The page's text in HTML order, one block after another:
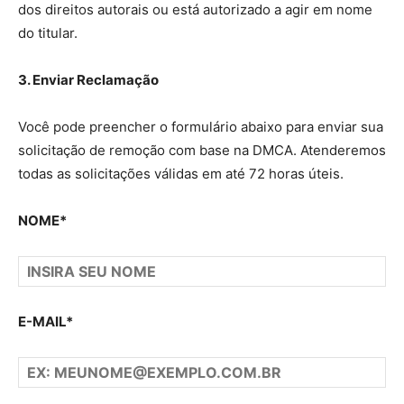
dos direitos autorais ou está autorizado a agir em nome
do titular.
3. Enviar Reclamação
Você pode preencher o formulário abaixo para enviar sua
solicitação de remoção com base na DMCA. Atenderemos
todas as solicitações válidas em até 72 horas úteis.
NOME*
E-MAIL*